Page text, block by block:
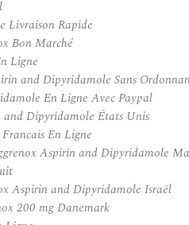
Livraison Rapide
Bon Marché
Ligne
and Dipyridamole Sans
En Ligne Avec Paypal
Dipyridamole États Unis
En Ligne
Aspirin and Dipyridamole
Aspirin and Dipyridamole Israël
200 mg Danemark